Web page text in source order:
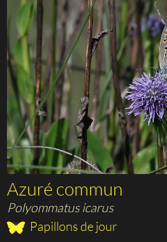
Azuré commun
Polyommatus icarus
Papillons de jour